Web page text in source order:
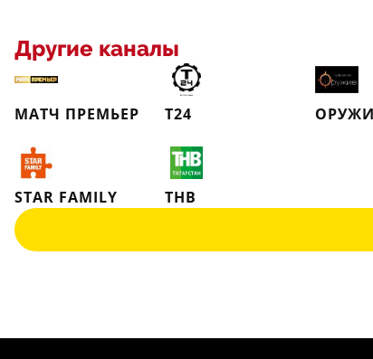
Другие каналы
МАТЧ ПРЕМЬЕР Т24
STAR FAMILY
ТНВ